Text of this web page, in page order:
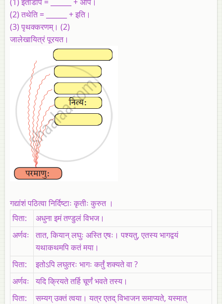
(2) तथेति = ______ + इति।
(3)पृथक्करणम्‌। (2)
जालेखायित्रं पूरयत।
गद्यांशं पठित्वा निर्दिष्टाः कृतीः कुरुत ।
पिता:
अधुना इमं तण्डुलं विभज।
अर्णवः
तात, कियान्‌ लघुः अस्ति एषः। पश्यतु, एतस्य भागद्वयं
यथाकथमपि कतं मया।
पिता:
इतोऽपि लघुतरः भागः कर्तुं शक्यते वा ?
अर्णवः
यदि क्रियते तर्हि चूर्णं भवते तस्य।
पिता:
सम्यग्‌ उक्तं त्वया। यत्र एतद्‌ विभाजन समाप्यते, यस्मात्‌